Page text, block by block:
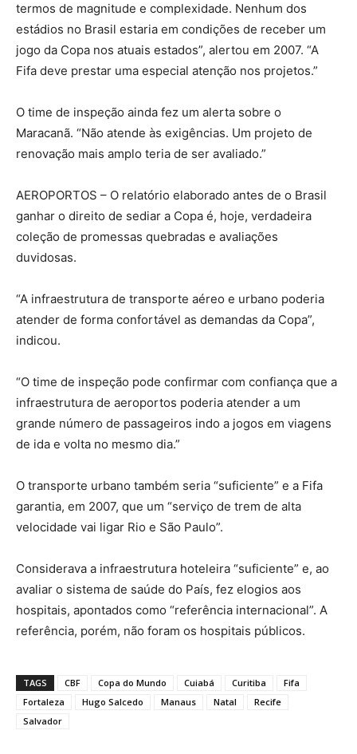
termos de magnitude e complexidade. Nenhum dos
estádios no Brasil estaria em condições de receber um
jogo da Copa nos atuais estados”, alertou em 2007. “A
Fifa deve prestar uma especial atenção nos projetos.”
O time de inspeção ainda fez um alerta sobre o
Maracanã. “Não atende às exigências. Um projeto de
renovação mais amplo teria de ser avaliado.”
AEROPORTOS – O relatório elaborado antes de o Brasil
ganhar o direito de sediar a Copa é, hoje, verdadeira
coleção de promessas quebradas e avaliações
duvidosas.
“A infraestrutura de transporte aéreo e urbano poderia
atender de forma confortável as demandas da Copa”,
indicou.
“O time de inspeção pode confirmar com confiança que a
infraestrutura de aeroportos poderia atender a um
grande número de passageiros indo a jogos em viagens
de ida e volta no mesmo dia.”
O transporte urbano também seria “suficiente” e a Fifa
garantia, em 2007, que um “serviço de trem de alta
velocidade vai ligar Rio e São Paulo”.
Considerava a infraestrutura hoteleira “suficiente” e, ao
avaliar o sistema de saúde do País, fez elogios aos
hospitais, apontados como “referência internacional”. A
referência, porém, não foram os hospitais públicos.
TAGS CBF Copa do Mundo Cuiabá Curitiba
Fifa
Fortaleza
Hugo Salcedo Manaus Natal
Recife
Salvador